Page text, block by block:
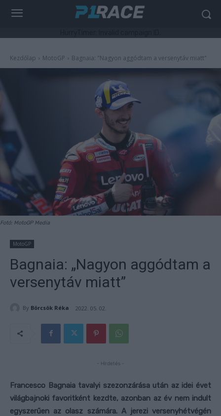
Kezdőlap MotoGP Bagnaia: "Nagyon aggódtam a versenytáv miatt"
Fotó: MotoGP Media
MotoGP
Bagnaia: „Nagyon aggódtam a
versenytáv miatt”
By Börcsök Réka 2022. 05. 02.
- Hirdetés -
Francesco Bagnaia tavalyi szezonzárása után az idei évet
világbajnoki favoritként kezdte, azonban az év nem indult
egyszerűen az olasz számára. A jerezi versenyhétvégén